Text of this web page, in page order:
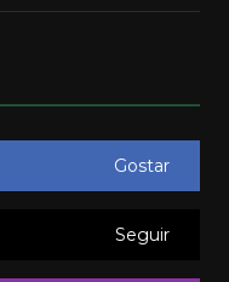
Gostar
Seguir